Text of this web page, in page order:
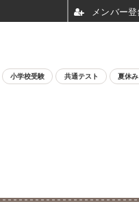
小学校受験 共通テスト 夏休み